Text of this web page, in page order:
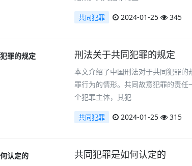
共同犯罪 2024-01-25 345
刑法关于共同犯罪的规定
本文介绍了中国刑法对于共同犯罪
罪行为的情形。共同故意犯罪的责
个犯罪主体，其犯
共同犯罪 2024-01-25 315
共同犯罪是如何认定的